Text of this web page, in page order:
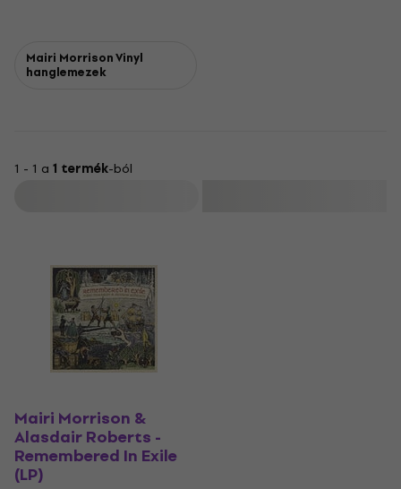
Mairi Morrison Vinyl
hanglemezek
1 - 1 a 1 termék-ból
Mairi Morrison &
Alasdair Roberts -
Remembered In Exile
(LP)